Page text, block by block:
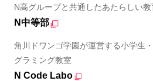
N高グループと共通したあたらしい教
N中等部
角川ドワンゴ学園が運営する小学生
グラミング教室
N Code Labo